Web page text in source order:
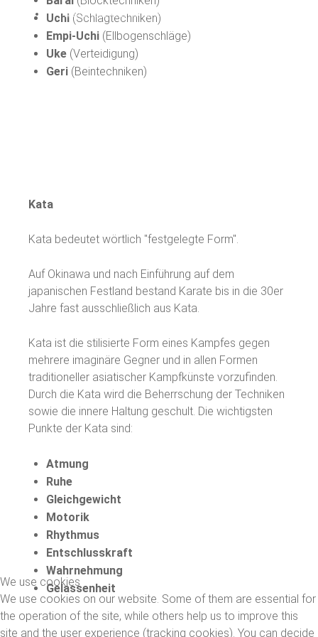
Datenschutz+Impressum
Uchi (Schlagtechniken)
Empi-Uchi (Ellbogenschläge)
Uke (Verteidigung)
Geri (Beintechniken)
Kata
Kata bedeutet wörtlich "festgelegte Form".
Auf Okinawa und nach Einführung auf dem
japanischen Festland bestand Karate bis in die 30er
Jahre fast ausschließlich aus Kata.
Kata ist die stilisierte Form eines Kampfes gegen
mehrere imaginäre Gegner und in allen Formen
traditioneller asiatischer Kampfkünste vorzufinden.
Durch die Kata wird die Beherrschung der Techniken
sowie die innere Haltung geschult. Die wichtigsten
Punkte der Kata sind:
Atmung
Ruhe
Gleichgewicht
Motorik
Rhythmus
Entschlusskraft
Wahrnehmung
Gelassenheit
We use cookies
We use cookies on our website. Some of them are essential for
the operation of the site, while others help us to improve this
site and the user experience (tracking cookies). You can decide